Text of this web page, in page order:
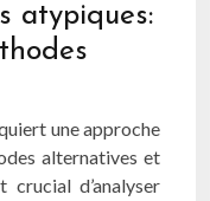
atypiques:
une approche
alternatives et
d’analyser